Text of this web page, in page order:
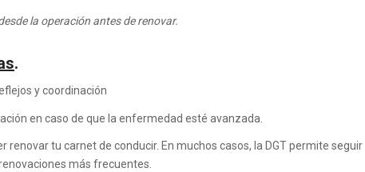
la operación antes de renovar.
.
y coordinación
en caso de que la enfermedad esté avanzada.
tu carnet de conducir. En muchos casos, la DGT permite seguir
más frecuentes.